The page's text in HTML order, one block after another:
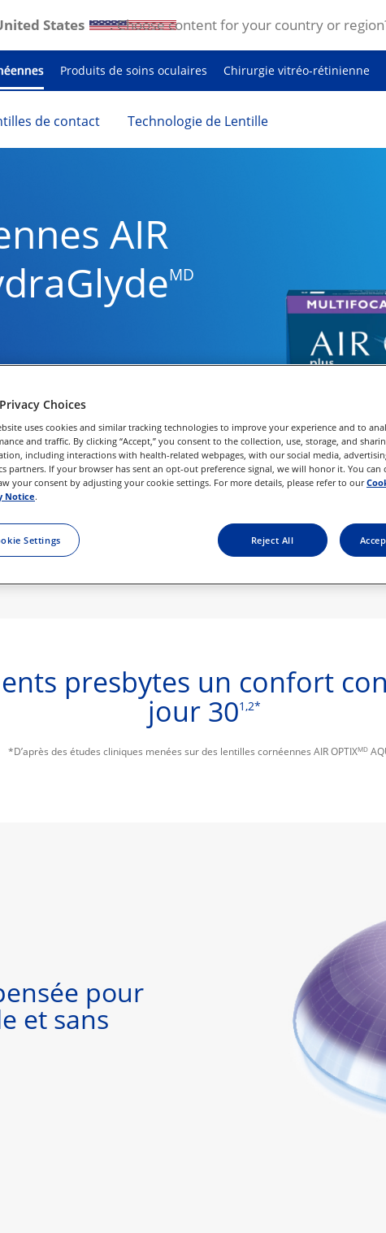
Produits de soins oculaires Chirurgie vitréo-rétinienne
de contact Technologie de Lentille
AIR
MD
distances, de près
OPTIQUE QUE
MD MULTIFOCALE
presbytes un confort
jour 301,2*
*D’après des études cliniques menées sur des lentilles cornéennes AIR OPTIXMD
pour
et sans
Choices
uses cookies and similar tracking technologies to improve your experience and to
and traffic. By clicking “Accept,” you consent to the collection, use, storage, and
including interactions with health-related webpages, with our social media,
partners. If your browser has sent an opt-out preference signal, we will honor it. You can
your consent by adjusting your cookie settings. For more details, please refer to our
Notice.
Settings Reject All
States . Choose content for your country or